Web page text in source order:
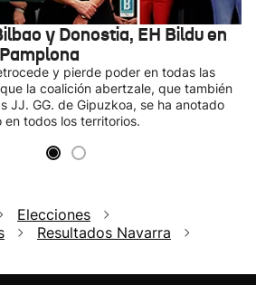
y Donostia, EH Bildu en
y pierde poder en todas las
la coalición abertzale, que también
JJ. GG. de Gipuzkoa, se ha anotado
todos los territorios.
Elecciones
Resultados Navarra